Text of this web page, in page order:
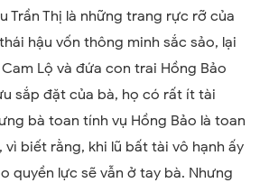
Trần Thị là những trang rực rỡ của
hậu vốn thông minh sắc sảo, lại
Lộ và đứa con trai Hồng Bảo
sắp đặt của bà, họ có rất ít tài
bà toan tính vụ Hồng Bảo là toan
biết rằng, khi lũ bất tài vô hạnh ấy
quyền lực sẽ vẫn ở tay bà. Nhưng